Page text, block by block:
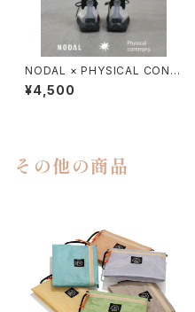
NODAL × PHYSICAL CONT
MPRY.
¥4,500
その他の商品